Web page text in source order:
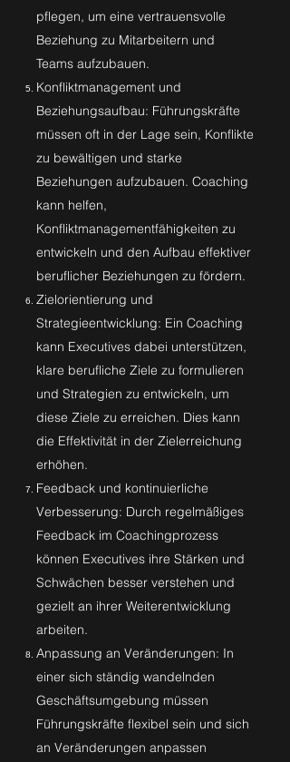
pflegen, um eine vertrauensvolle
Beziehung zu Mitarbeitern und
Teams aufzubauen.
Konfliktmanagement und
Beziehungsaufbau: Führungskräfte
müssen oft in der Lage sein, Konflikte
zu bewältigen und starke
Beziehungen aufzubauen. Coaching
kann helfen,
Konfliktmanagementfähigkeiten zu
entwickeln und den Aufbau effektiver
beruflicher Beziehungen zu fördern.
Zielorientierung und
Strategieentwicklung: Ein Coaching
kann Executives dabei unterstützen,
klare berufliche Ziele zu formulieren
und Strategien zu entwickeln, um
diese Ziele zu erreichen. Dies kann
die Effektivität in der Zielerreichung
erhöhen.
Feedback und kontinuierliche
Verbesserung: Durch regelmäßiges
Feedback im Coachingprozess
können Executives ihre Stärken und
Schwächen besser verstehen und
gezielt an ihrer Weiterentwicklung
arbeiten.
Anpassung an Veränderungen: In
einer sich ständig wandelnden
Geschäftsumgebung müssen
Führungskräfte flexibel sein und sich
an Veränderungen anpassen